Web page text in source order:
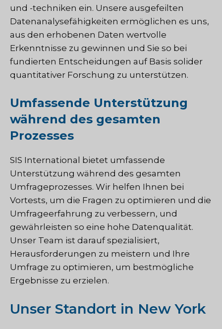
und -techniken ein. Unsere ausgefeilten
Datenanalysefähigkeiten ermöglichen es uns,
aus den erhobenen Daten wertvolle
Erkenntnisse zu gewinnen und Sie so bei
fundierten Entscheidungen auf Basis solider
quantitativer Forschung zu unterstützen.
Umfassende Unterstützung
während des gesamten
Prozesses
SIS International bietet umfassende
Unterstützung während des gesamten
Umfrageprozesses. Wir helfen Ihnen bei
Vortests, um die Fragen zu optimieren und die
Umfrageerfahrung zu verbessern, und
gewährleisten so eine hohe Datenqualität.
Unser Team ist darauf spezialisiert,
Herausforderungen zu meistern und Ihre
Umfrage zu optimieren, um bestmögliche
Ergebnisse zu erzielen.
Unser Standort in New York